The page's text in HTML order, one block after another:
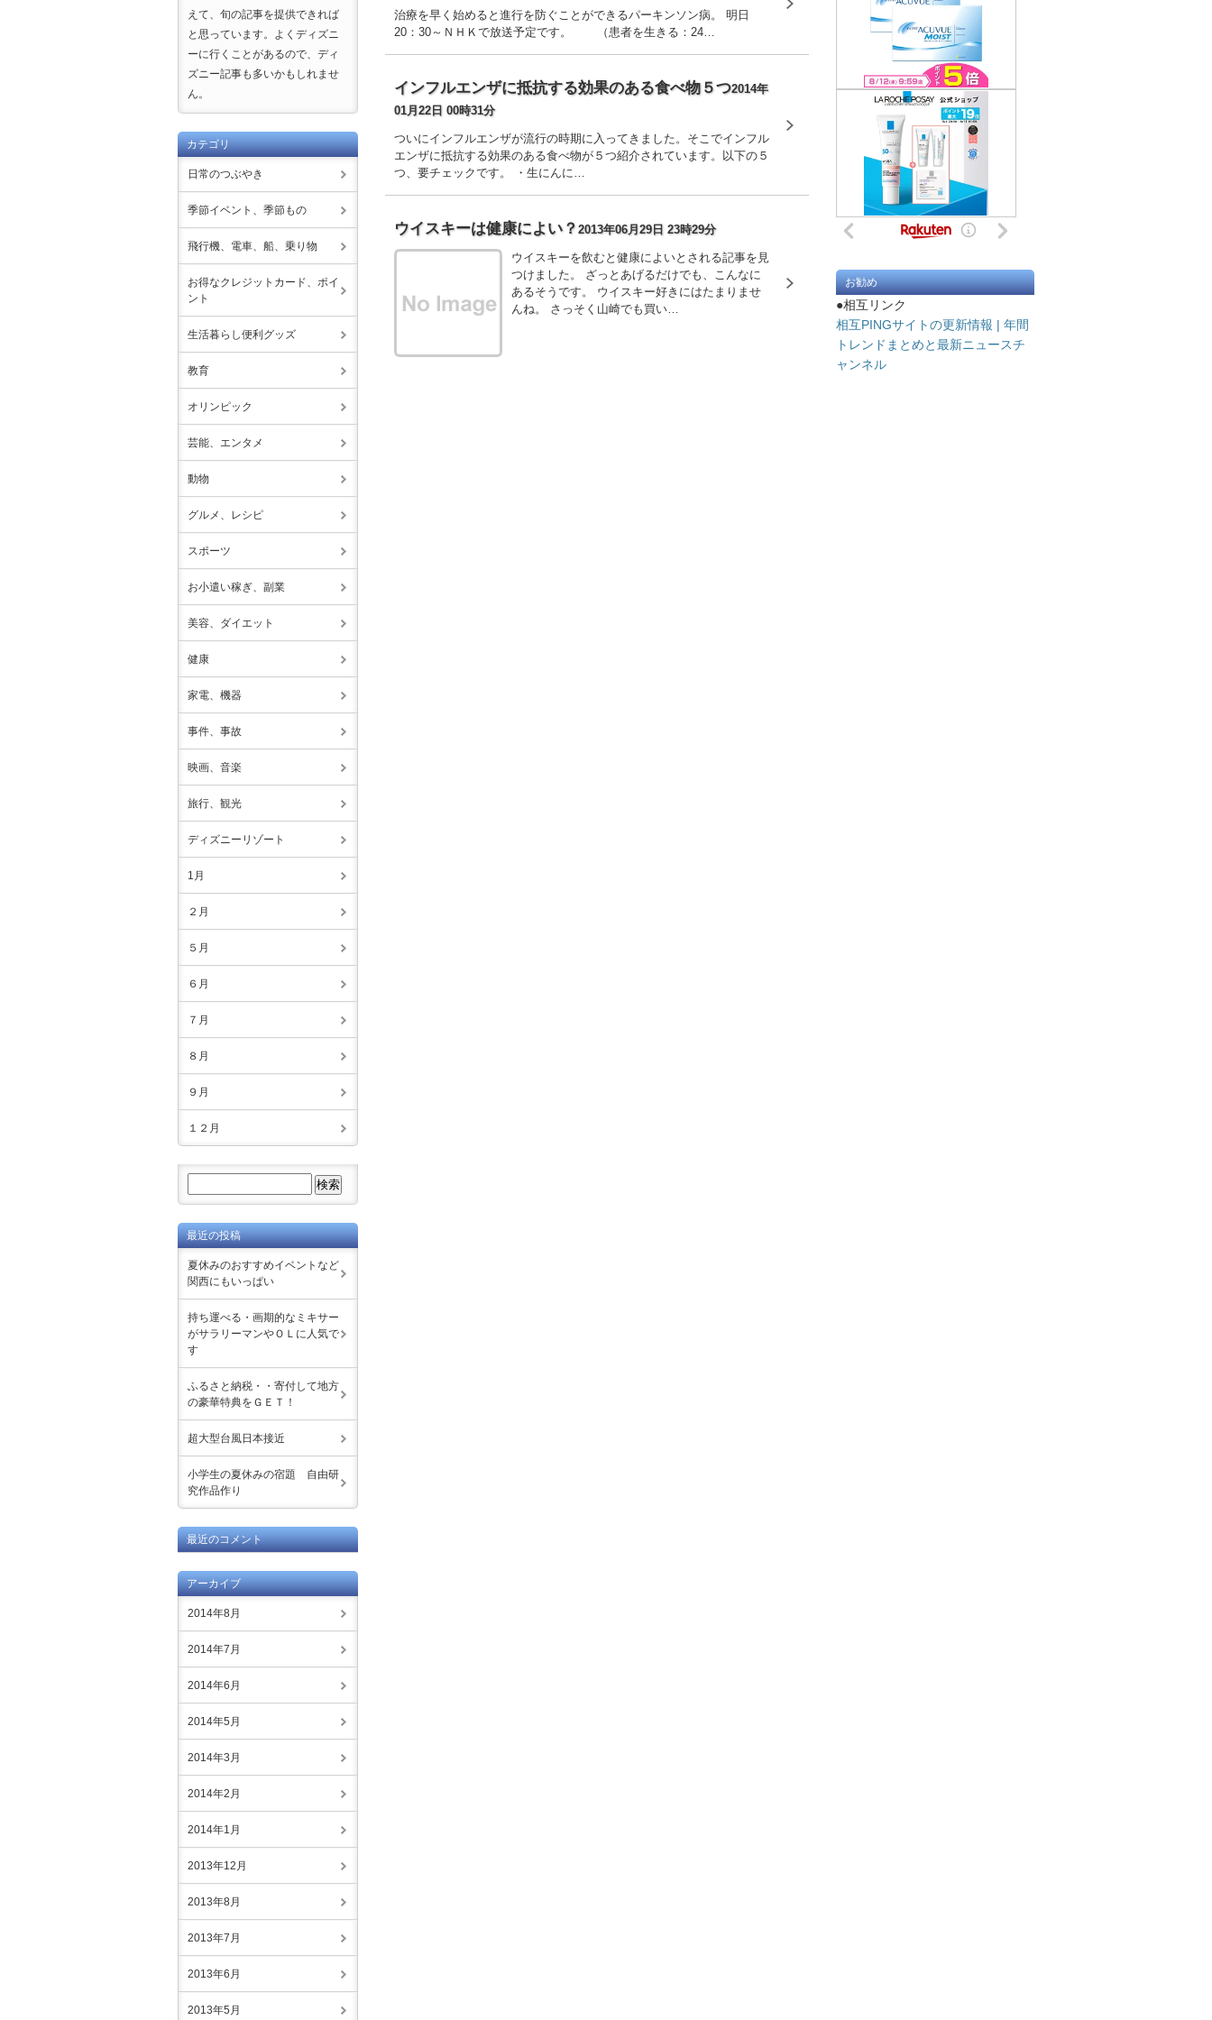
治療を早く始めると進行を防ぐことができるパーキンソン病。 明日
20：30～ＮＨＫで放送予定です。 （患者を生きる：24…
インフルエンザに抵抗する効果のある食べ物５つ2014年
01月22日 00時31分
ついにインフルエンザが流行の時期に入ってきました。そこでインフル
エンザに抵抗する効果のある食べ物が５つ紹介されています。以下の５
つ、要チェックです。 ・生にんに…
ウイスキーは健康によい？ 2013年06月29日 23時29分
ウイスキーを飲むと健康によいとされる記事を見
つけました。 ざっとあげるだけでも、こんなに
あるそうです。 ウイスキー好きにはたまりませ
んね。 さっそく山崎でも買い…
えて、旬の記事を提供できれば
と思っています。よくディズニ
ーに行くことがあるので、ディ
ズニー記事も多いかもしれませ
ん。
カテゴリ
日常のつぶやき
季節イベント、季節もの
飛行機、電車、船、乗り物
お得なクレジットカード、ポイ
ント
生活暮らし便利グッズ
教育
オリンピック
芸能、エンタメ
動物
グルメ、レシピ
スポーツ
お小遣い稼ぎ、副業
美容、ダイエット
健康
家電、機器
事件、事故
映画、音楽
旅行、観光
ディズニーリゾート
1月
２月
５月
６月
７月
８月
９月
１２月
最近の投稿
夏休みのおすすめイベントなど
関西にもいっぱい
持ち運べる・画期的なミキサー
がサラリーマンやＯＬに人気で
す
ふるさと納税・・寄付して地方
の豪華特典をＧＥＴ！
超大型台風日本接近
小学生の夏休みの宿題 自由研
究作品作り
最近のコメント
アーカイブ
2014年8月
2014年7月
2014年6月
2014年5月
2014年3月
2014年2月
2014年1月
2013年12月
2013年8月
2013年7月
2013年6月
2013年5月
お勧め
●相互リンク
相互PINGサイトの更新情報 | 年間
トレンドまとめと最新ニュースチ
ャンネル